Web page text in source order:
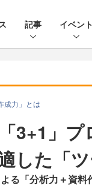
記事 イベント
成力」とは
3+1」
した「
る「分析力＋資